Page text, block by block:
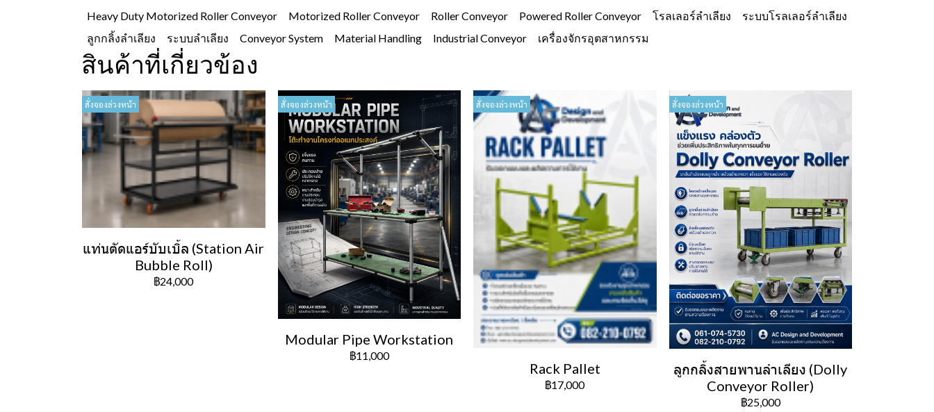
Heavy Duty Motorized Roller Conveyor Motorized Roller Conveyor Roller Conveyor Powered Roller Conveyor โรลเลอร์ลำเลียง
ระบบโรลเลอร์ลำเลียง
ลูกกลิ้งลำเลียง
ระบบลำเลียง Conveyor System Material Handling Industrial Conveyor เครื่องจักรอุตสาหกรรม
สินค้าที่เกี่ยวข้อง
สั่งจองล่วงหน้า
แท่นตัดแอร์บับเบิ้ล (Station Air
Bubble Roll)
฿24,000
สั่งจองล่วงหน้า
Modular Pipe Workstation
฿11,000
สั่งจองล่วงหน้า
Rack Pallet
฿17,000
สั่งจองล่วงหน้า
ลูกกลิ้งสายพานลำเลียง (Dolly
Conveyor Roller)
฿25,000